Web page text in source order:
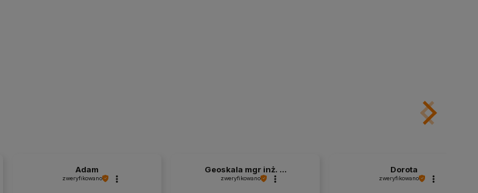
Adam
zweryfikowano
Geoskala mgr inż. ...
zweryfikowano
Dorota
zweryfikowano